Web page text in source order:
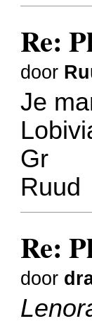
Re:
door
Je
Gr
Ruud
Re:
door